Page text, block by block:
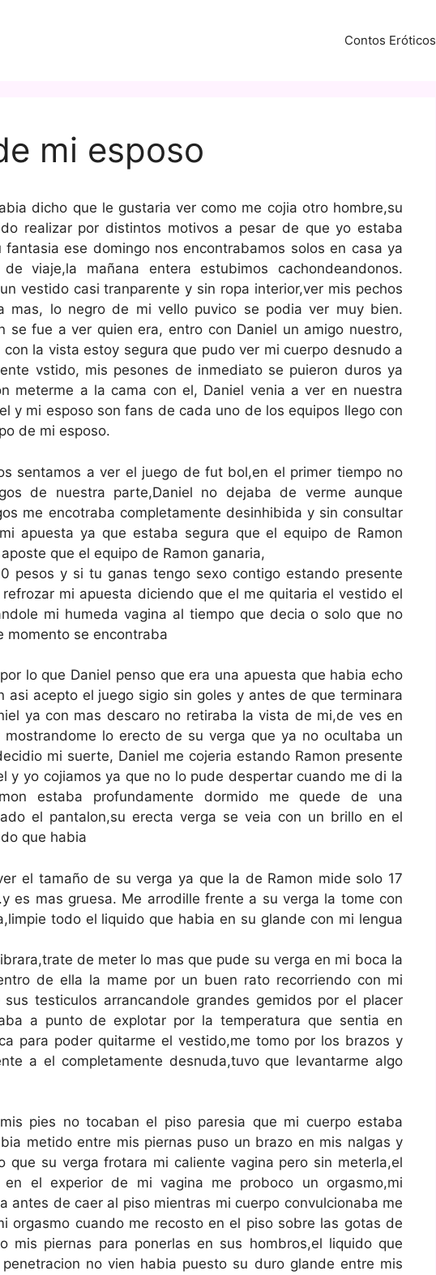
Contos Eróticos
mi esposo
dicho que le gustaria ver como me cojia otro hombre,su
realizar por distintos motivos a pesar de que yo estaba
ese domingo nos encontrabamos solos en casa ya
viaje,la mañana entera estubimos cachondeandonos.
vestido casi tranparente y sin ropa interior,ver mis pechos
mas, lo negro de mi vello puvico se podia ver muy bien.
se fue a ver quien era, entro con Daniel un amigo nuestro,
la vista estoy segura que pudo ver mi cuerpo desnudo a
vstido, mis pesones de inmediato se puieron duros ya
meterme a la cama con el, Daniel venia a ver en nuestra
y mi esposo son fans de cada uno de los equipos llego con
de mi esposo.
sentamos a ver el juego de fut bol,en el primer tiempo no
de nuestra parte,Daniel no dejaba de verme aunque
me encotraba completamente desinhibida y sin consultar
apuesta ya que estaba segura que el equipo de Ramon
que el equipo de Ramon ganaria,
pesos y si tu ganas tengo sexo contigo estando presente
refrozar mi apuesta diciendo que el me quitaria el vestido el
mi humeda vagina al tiempo que decia o solo que no
momento se encontraba
lo que Daniel penso que era una apuesta que habia echo
asi acepto el juego sigio sin goles y antes de que terminara
ya con mas descaro no retiraba la vista de mi,de ves en
lo erecto de su verga que ya no ocultaba un
mi suerte, Daniel me cojeria estando Ramon presente
y yo cojiamos ya que no lo pude despertar cuando me di la
estaba profundamente dormido me quede de una
el pantalon,su erecta verga se veia con un brillo en el
que habia
el tamaño de su verga ya que la de Ramon mide solo 17
es mas gruesa. Me arrodille frente a su verga la tome con
todo el liquido que habia en su glande con mi lengua
de meter lo mas que pude su verga en mi boca la
de ella la mame por un buen rato recorriendo con mi
testiculos arrancandole grandes gemidos por el placer
a punto de explotar por la temperatura que sentia en
para poder quitarme el vestido,me tomo por los brazos y
a el completamente desnuda,tuvo que levantarme algo
pies no tocaban el piso paresia que mi cuerpo estaba
metido entre mis piernas puso un brazo en mis nalgas y
que su verga frotara mi caliente vagina pero sin meterla,el
el experior de mi vagina me proboco un orgasmo,mi
antes de caer al piso mientras mi cuerpo convulcionaba me
orgasmo cuando me recosto en el piso sobre las gotas de
mis piernas para ponerlas en sus hombros,el liquido que
no vien habia puesto su duro glande entre mis